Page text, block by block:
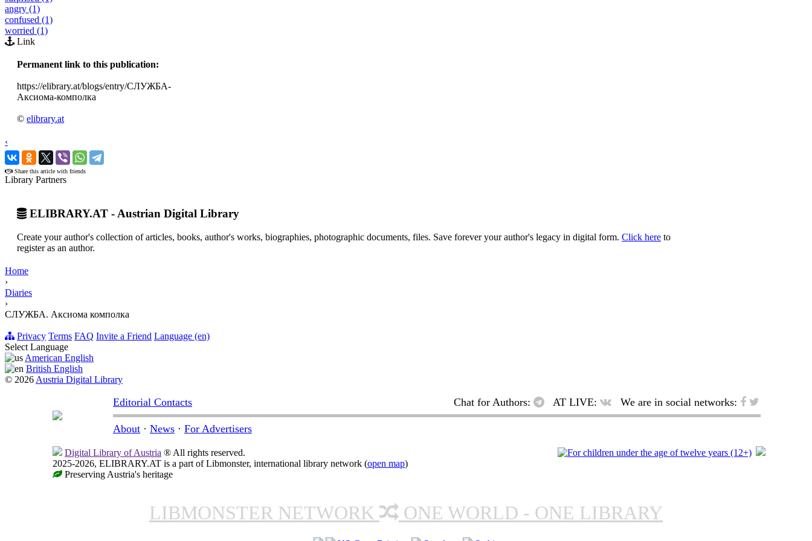
angry (1)
confused (1)
worried (1)
Link
Permanent link to this publication:
https://elibrary.at/blogs/entry/СЛУЖБА-
Аксиома-комполка
© elibrary.at
‹
›
Share this article with friends
Library Partners
ELIBRARY.AT - Austrian Digital Library
Create your author's collection of articles, books, author's works, biographies, photographic documents, files. Save forever your author's legacy in digital form. Click here to
register as an author.
Home
›
Diaries
›
СЛУЖБА. Аксиома комполка
Privacy Terms FAQ Invite a Friend Language (en)
Select Language
American English
British English
© 2026 Austria Digital Library
Editorial Contacts Chat for Authors: AT LIVE: We are in social networks:
About · News · For Advertisers
Digital Library of Austria ® All rights reserved.
2025-2026, ELIBRARY.AT is a part of Libmonster, international library network (open map)
Preserving Austria's heritage
LIBMONSTER NETWORK ONE WORLD - ONE LIBRARY